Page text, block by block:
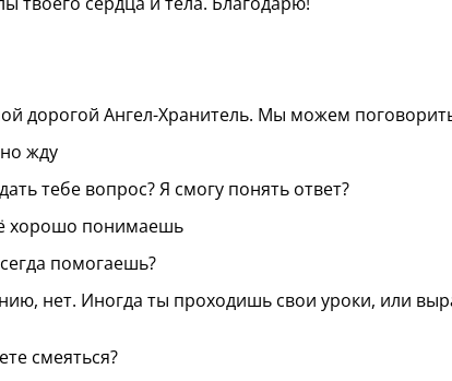
дорогой Ангел-Хранитель. Мы можем
жду
тебе вопрос? Я смогу понять ответ?
хорошо понимаешь
помогаешь?
нет. Иногда ты проходишь свои уроки, или
смеяться?